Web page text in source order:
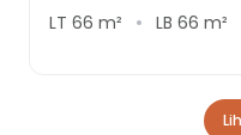
LT 66 m² LB 66 m²